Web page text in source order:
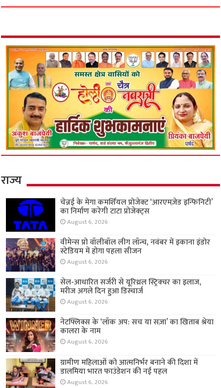
राज्य
चेन्नई के मेगा कमर्शियल प्रोजेक्ट ‘आरएमज़ेड इन्फिनिटी’
का निर्माण करेगी टाटा प्रोजेक्ट्स
August 6, 2026
वीमेन्स प्रो वॉलीबॉल लीग लॉन्च, नवंबर में इकाना इंडोर
स्टेडियम में होगा पहला सीजन
August 6, 2026
सेल-आधारित सर्जरी से यूरिथ्रल स्ट्रिक्चर का इलाज,
मरीज अगले दिन हुआ डिस्चार्ज
August 6, 2026
नेटफ्लिक्स के ‘लॉक अप: सच या सज़ा’ का खिताब श्रेया
कालरा के नाम
August 6, 2026
ग्रामीण महिलाओं को आत्मनिर्भर बनाने की दिशा में
डालमिया भारत फाउंडेशन की नई पहल
August 6, 2026